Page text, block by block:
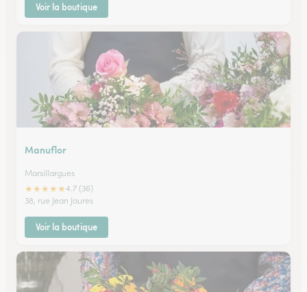
Voir la boutique
Manuflor
Marsillargues
★★★★★4.7 (36)
38, rue Jean Jaures
Voir la boutique